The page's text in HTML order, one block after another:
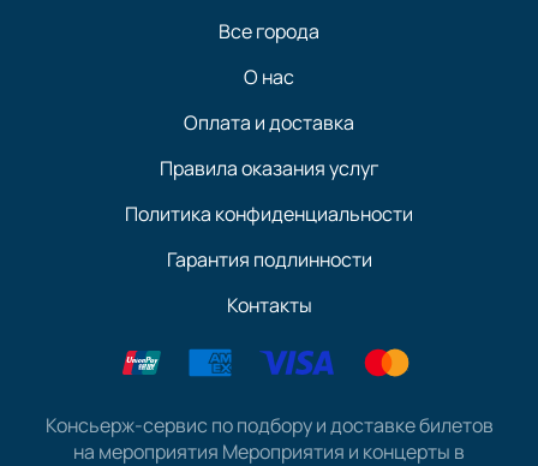
Все города
О нас
Оплата и доставка
Правила оказания услуг
Политика конфиденциальности
Гарантия подлинности
Контакты
Консьерж-сервис по подбору и доставке билетов
на мероприятия Мероприятия и концерты в